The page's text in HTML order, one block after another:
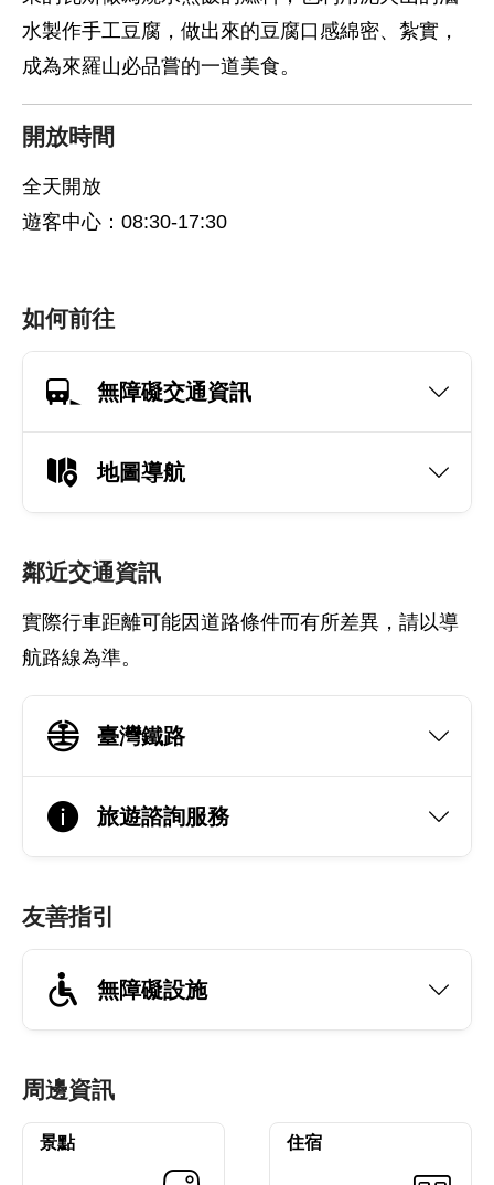
水製作手工豆腐，做出來的豆腐口感綿密、紮實，
成為來羅山必品嘗的一道美食。
開放時間
全天開放
遊客中心：08:30-17:30
如何前往
無障礙交通資訊
地圖導航
鄰近交通資訊
實際行車距離可能因道路條件而有所差異，請以導
航路線為準。
臺灣鐵路
旅遊諮詢服務
友善指引
無障礙設施
周邊資訊
景點 住宿